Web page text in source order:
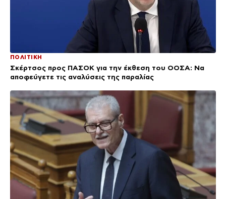
ΠΟΛΙΤΙΚΗ
Σκέρτσος προς ΠΑΣΟΚ για την έκθεση του ΟΟΣΑ: Να
αποφεύγετε τις αναλύσεις της παραλίας